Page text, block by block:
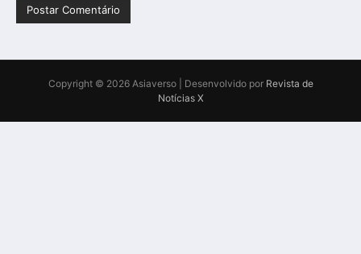
Copyright © 2026 Asiaverso | Desenvolvido por Revista de
Notícias X